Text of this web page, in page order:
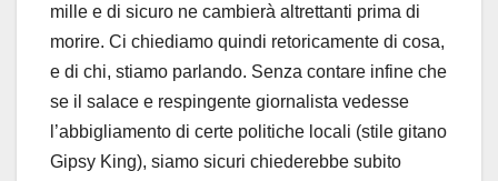
mille e di sicuro ne cambierà altrettanti prima di
morire. Ci chiediamo quindi retoricamente di cosa,
e di chi, stiamo parlando. Senza contare infine che
se il salace e respingente giornalista vedesse
l’abbigliamento di certe politiche locali (stile gitano
Gipsy King), siamo sicuri chiederebbe subito